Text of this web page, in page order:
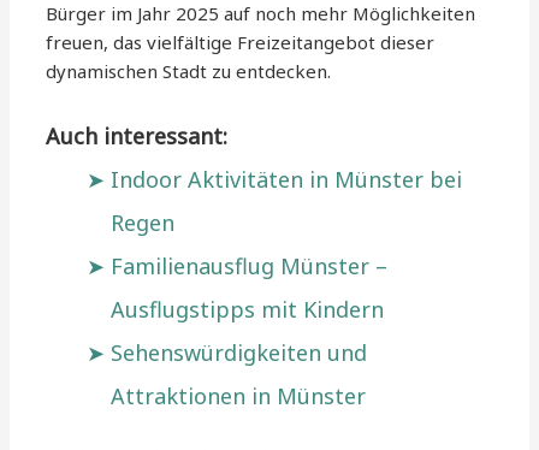
Bürger im Jahr 2025 auf noch mehr Möglichkeiten
freuen, das vielfältige Freizeitangebot dieser
dynamischen Stadt zu entdecken.
Auch interessant:
Indoor Aktivitäten in Münster bei
Regen
Familienausflug Münster –
Ausflugstipps mit Kindern
Sehenswürdigkeiten und
Attraktionen in Münster